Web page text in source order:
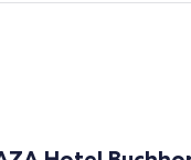
Hotel Buchhorner Hof